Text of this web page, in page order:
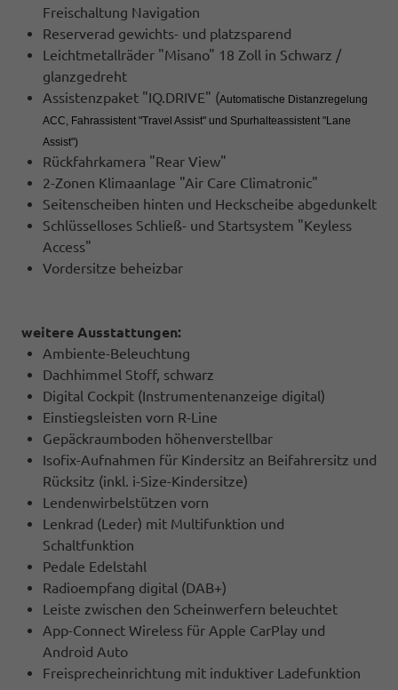
Freischaltung Navigation
Reserverad gewichts- und platzsparend
Leichtmetallräder "Misano" 18 Zoll in Schwarz /
glanzgedreht
Assistenzpaket "IQ.DRIVE" (Automatische Distanzregelung
ACC, Fahrassistent "Travel Assist" und Spurhalteassistent "Lane
Assist")
Rückfahrkamera "Rear View"
2-Zonen Klimaanlage "Air Care Climatronic"
Seitenscheiben hinten und Heckscheibe abgedunkelt
Schlüsselloses Schließ- und Startsystem "Keyless
Access"
Vordersitze beheizbar
weitere Ausstattungen:
Ambiente-Beleuchtung
Dachhimmel Stoff, schwarz
Digital Cockpit (Instrumentenanzeige digital)
Einstiegsleisten vorn R-Line
Gepäckraumboden höhenverstellbar
Isofix-Aufnahmen für Kindersitz an Beifahrersitz und
Rücksitz (inkl. i-Size-Kindersitze)
Lendenwirbelstützen vorn
Lenkrad (Leder) mit Multifunktion und
Schaltfunktion
Pedale Edelstahl
Radioempfang digital (DAB+)
Leiste zwischen den Scheinwerfern beleuchtet
App-Connect Wireless für Apple CarPlay und
Android Auto
Freisprecheinrichtung mit induktiver Ladefunktion